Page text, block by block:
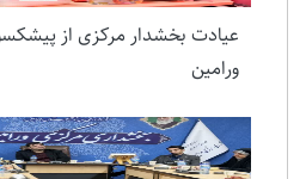
عیادت بخشدار مرکزی از
ورامین